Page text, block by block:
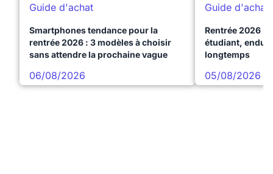
Guide d'achat
Smartphones tendance pour la
rentrée 2026 : 3 modèles à choisir
sans attendre la prochaine vague
06/08/2026
Guide d'achat
Rentrée 2026 :
étudiant,
longtemps
05/08/2026